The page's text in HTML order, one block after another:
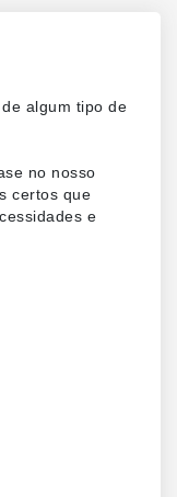
algum tipo de
no nosso
certos que
e